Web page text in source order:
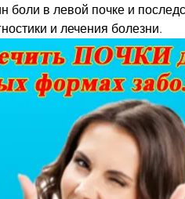
боли в левой почке и
и лечения болезни.